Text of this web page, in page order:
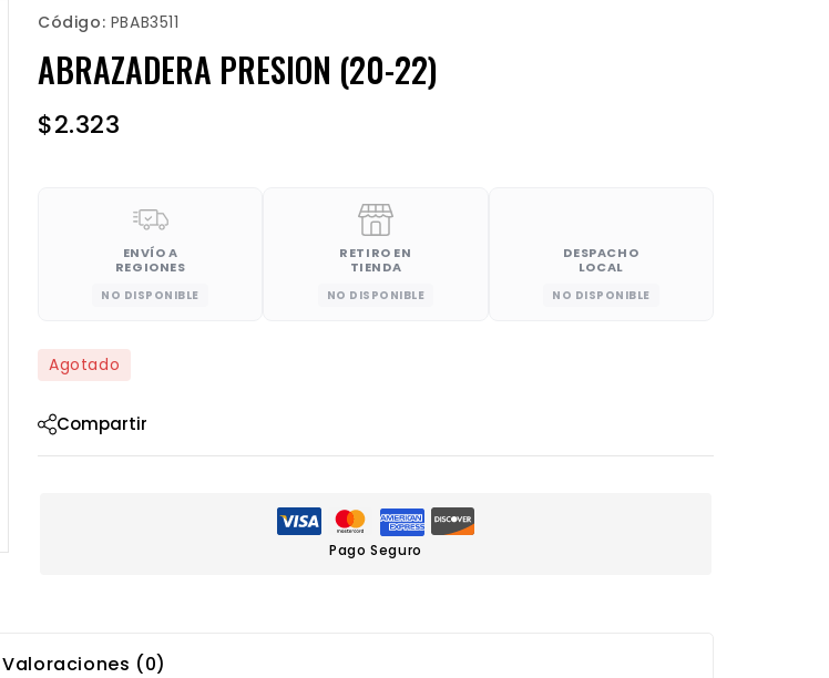
Código: PBAB3511
ABRAZADERA PRESION (20-22)
$2.323
ENVÍO A
REGIONES
NO DISPONIBLE
RETIRO EN
TIENDA
NO DISPONIBLE
DESPACHO
LOCAL
NO DISPONIBLE
Agotado
Compartir
Pago Seguro
Valoraciones (0)